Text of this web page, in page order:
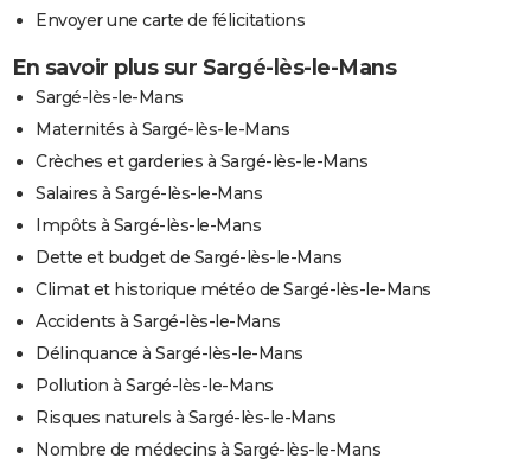
Envoyer une carte de félicitations
En savoir plus sur Sargé-lès-le-Mans
Sargé-lès-le-Mans
Maternités à Sargé-lès-le-Mans
Crèches et garderies à Sargé-lès-le-Mans
Salaires à Sargé-lès-le-Mans
Impôts à Sargé-lès-le-Mans
Dette et budget de Sargé-lès-le-Mans
Climat et historique météo de Sargé-lès-le-Mans
Accidents à Sargé-lès-le-Mans
Délinquance à Sargé-lès-le-Mans
Pollution à Sargé-lès-le-Mans
Risques naturels à Sargé-lès-le-Mans
Nombre de médecins à Sargé-lès-le-Mans